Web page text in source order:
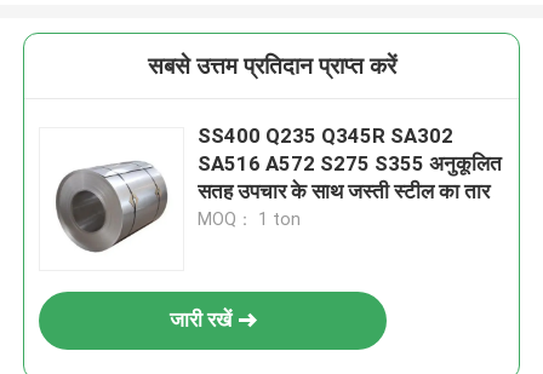
सबसे उत्तम प्रतिदान प्राप्त करें
SS400 Q235 Q345R SA302
SA516 A572 S275 S355 अनुकूलित
सतह उपचार के साथ जस्ती स्टील का तार
MOQ： 1 ton
जारी रखें